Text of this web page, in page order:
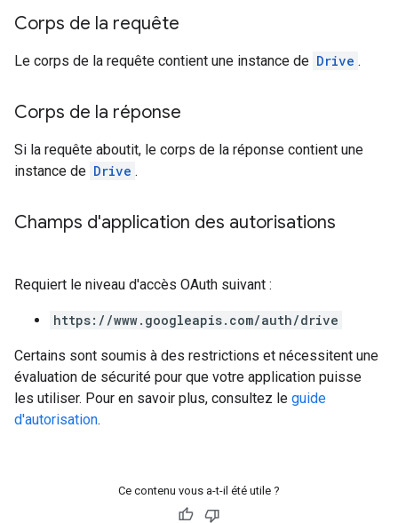
Corps de la requête
Le corps de la requête contient une instance de Drive .
Corps de la réponse
Si la requête aboutit, le corps de la réponse contient une
instance de Drive .
Champs d'application des autorisations
Requiert le niveau d'accès OAuth suivant :
https://www.googleapis.com/auth/drive
Certains sont soumis à des restrictions et nécessitent une
évaluation de sécurité pour que votre application puisse
les utiliser. Pour en savoir plus, consultez le guide
d'autorisation.
Ce contenu vous a-t-il été utile ?